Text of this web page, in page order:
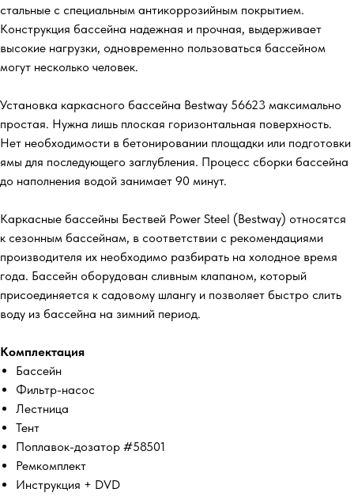
стальные с специальным антикоррозийным покрытием.
Конструкция бассейна надежная и прочная, выдерживает
высокие нагрузки, одновременно пользоваться бассейном
могут несколько человек.
Установка каркасного бассейна Bestway 56623 максимально
простая. Нужна лишь плоская горизонтальная поверхность.
Нет необходимости в бетонировании площадки или подготовки
ямы для последующего заглубления. Процесс сборки бассейна
до наполнения водой занимает 90 минут.
Каркасные бассейны Бествей Power Steel (Bestway) относятся
к сезонным бассейнам, в соответствии с рекомендациями
производителя их необходимо разбирать на холодное время
года. Бассейн оборудован сливным клапаном, который
присоединяется к садовому шлангу и позволяет быстро слить
воду из бассейна на зимний период.
Комплектация
Бассейн
Фильтр-насос
Лестница
Тент
Поплавок-дозатор #58501
Ремкомплект
Инструкция + DVD